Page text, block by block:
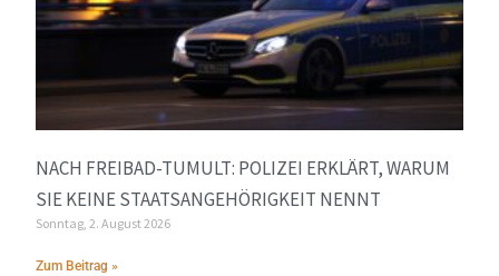
NACH FREIBAD-TUMULT: POLIZEI ERKLÄRT, WARUM
SIE KEINE STAATSANGEHÖRIGKEIT NENNT
Sonntag, 2. August 2026
Zum Beitrag »